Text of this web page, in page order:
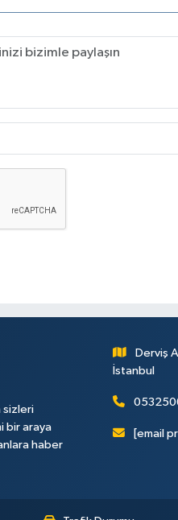
sizleri
bir araya
haber
Derviş
İstanbul
[email